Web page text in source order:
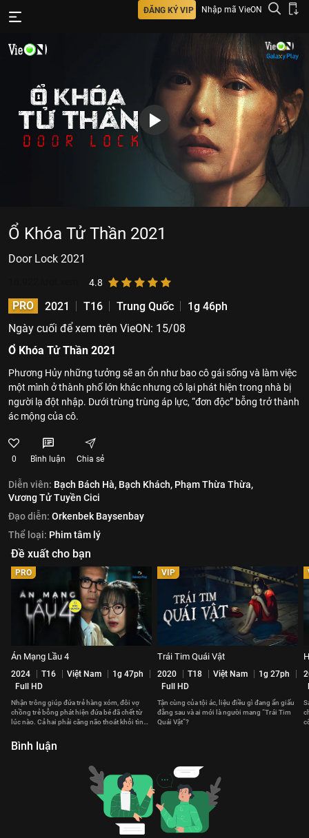
ĐĂNG KÝ VIP Nhập mã VieON
Ổ Khóa Tử Thần 2021
Door Lock 2021
4.8
PRO 2021 T16 Trung Quốc
1g 46ph
Ngày cuối để xem trên VieON: 15/08
Ổ Khóa Tử Thần 2021
Phương Hủy những tưởng sẽ an ổn như bao cô gái sống và làm việc
một mình ở thành phố lớn khác nhưng cô lại phát hiện trong nhà bị
người lạ đột nhập. Dưới trùng trùng áp lực, “đơn độc” bỗng trở thành
ác mộng của cô.
0 Bình luận Chia sẻ
Diễn viên: Bạch Bách Hà, Bạch Khách, Phạm Thừa Thừa,
Vương Tử Tuyền Cici
Đạo diễn: Orkenbek Baysenbay
Thể loại: Phim tâm lý
Đề xuất cho bạn
PRO
Án Mạng Lầu 4
2024 T16 Việt Nam
1g 47ph
Full HD
Nhận trông giúp đứa trẻ hàng xóm, đôi vợ
chồng trẻ bỗng phát hiện đứa bé đã chết từ
lúc nào. Cả hai phải căng não thoát khỏi tình
VIP
Trái Tim Quái Vật
2020 T18 Việt Nam
1g 27ph
Full HD
Tận cùng của tội ác, liệu điều gì đang ẩn giấu
đằng sau và ai mới là người mang “Trái Tim
Quái Vật”?
Bình luận